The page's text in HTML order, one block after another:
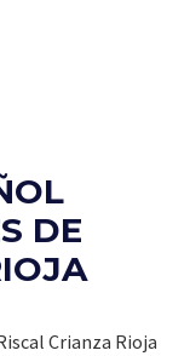
DE
Crianza Rioja